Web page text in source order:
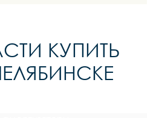
КУПИТЬ